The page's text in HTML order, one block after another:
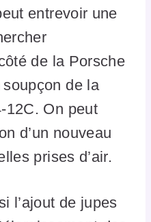
entrevoir une
de la Porsche
de la
12C. On peut
d’un nouveau
prises d’air.
l’ajout de jupes